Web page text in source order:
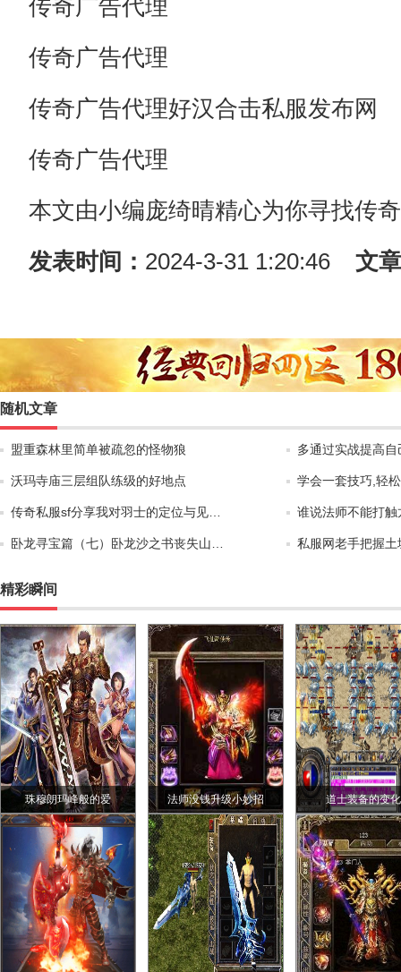
传奇广告代理
传奇广告代理
传奇广告代理好汉合击私服发布网
传奇广告代理
本文由小编庞绮晴精心为你寻找传
发表时间： 2024-3-31 1:20:46 文
随机文章
盟重森林里简单被疏忽的怪物狼 多通过实战提高
沃玛寺庙三层组队练级的好地点 学会一套技巧,轻
传奇私服sf分享我对羽士的定位与见… 谁说法师不能打触
卧龙寻宝篇（七）卧龙沙之书丧失山… 私服网老手把握
精彩瞬间
珠穆朗玛峰般的爱 法师没钱升级小妙招 道士装备的变化